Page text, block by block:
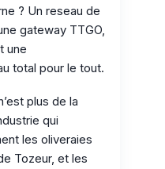
? Un reseau de
gateway TTGO,
une
total pour le tout.
plus de la
qui
les oliveraies
Tozeur, et les